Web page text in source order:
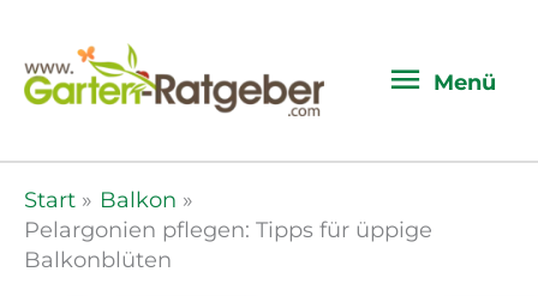
Menü
Start
Balkon
Pelargonien pflegen: Tipps für üppige
Balkonblüten